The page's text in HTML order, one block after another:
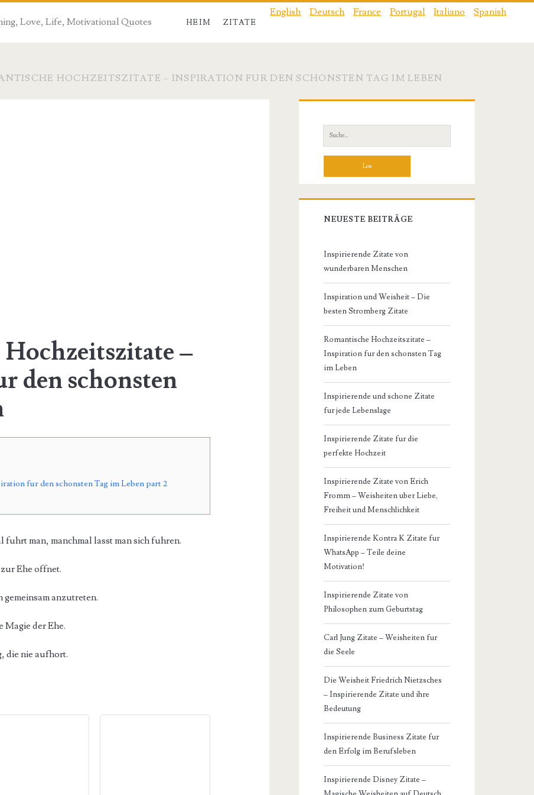
Love, Life, Motivational Quotes HEIM ZITATE
English Deutsch France Portugal Italiano Spanish
HOCHZEITSZITATE – INSPIRATION FUR DEN SCHONSTEN TAG IM LEBEN
–
den schonsten
fur den schonsten Tag im Leben part 2
fuhrt man, manchmal lasst man sich fuhren.
Ehe offnet.
anzutreten.
Magie der Ehe.
die nie aufhort.
Suche
nach:
NEUESTE BEITRÄGE
Inspirierende Zitate von
wunderbaren Menschen
Inspiration und Weisheit – Die
besten Stromberg Zitate
Romantische Hochzeitszitate –
Inspiration fur den schonsten Tag
im Leben
Inspirierende und schone Zitate
fur jede Lebenslage
Inspirierende Zitate fur die
perfekte Hochzeit
Inspirierende Zitate von Erich
Fromm – Weisheiten uber Liebe,
Freiheit und Menschlichkeit
Inspirierende Kontra K Zitate fur
WhatsApp – Teile deine
Motivation!
Inspirierende Zitate von
Philosophen zum Geburtstag
Carl Jung Zitate – Weisheiten fur
die Seele
Die Weisheit Friedrich Nietzsches
– Inspirierende Zitate und ihre
Bedeutung
Inspirierende Business Zitate fur
den Erfolg im Berufsleben
Inspirierende Disney Zitate –